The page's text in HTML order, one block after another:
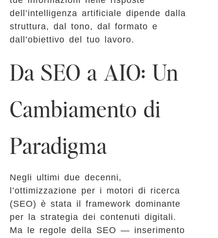
dell’intelligenza artificiale dipende dalla
struttura, dal tono, dal formato e
dall’obiettivo del tuo lavoro.
Da SEO a AIO: Un
Cambiamento di
Paradigma
Negli ultimi due decenni,
l’ottimizzazione per i motori di ricerca
(SEO) è stata il framework dominante
per la strategia dei contenuti digitali.
Ma le regole della SEO — inserimento